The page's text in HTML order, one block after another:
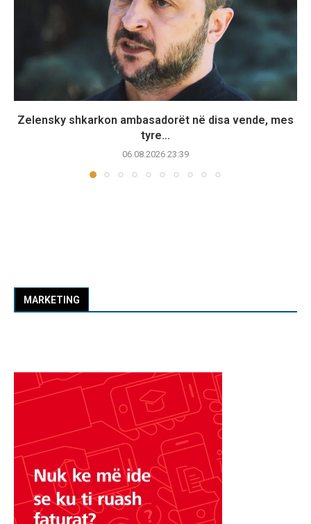
Zelensky shkarkon ambasadorët në disa vende, mes
tyre...
06.08.2026 23:39
MARKETING